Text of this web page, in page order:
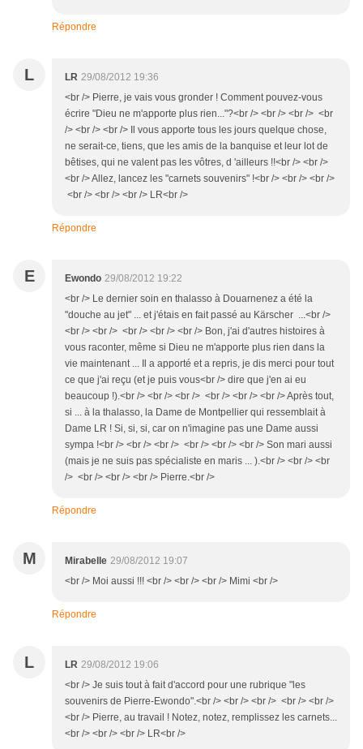
Répondre
L LR 29/08/2012 19:36
<br /> Pierre, je vais vous gronder ! Comment pouvez-vous
écrire "Dieu ne m'apporte plus rien..."?<br /> <br /> <br /> <br
/> <br /> <br /> Il vous apporte tous les jours quelque chose,
ne serait-ce, tiens, que les amis de la banquise et leur lot de
bêtises, qui ne valent pas les vôtres, d 'ailleurs !!<br /> <br />
<br /> Allez, lancez les "carnets souvenirs" !<br /> <br /> <br />
<br /> <br /> <br /> LR<br />
Répondre
E Ewondo 29/08/2012 19:22
<br /> Le dernier soin en thalasso à Douarnenez a été la
"douche au jet" ... et j'étais en fait passé au Kärscher ...<br />
<br /> <br /> <br /> <br /> <br /> Bon, j'ai d'autres histoires à
vous raconter, même si Dieu ne m'apporte plus rien dans la
vie maintenant ... Il a apporté et a repris, je dis merci pour tout
ce que j'ai reçu (et je puis vous<br /> dire que j'en ai eu
beaucoup !).<br /> <br /> <br /> <br /> <br /> <br /> Après tout,
si ... à la thalasso, la Dame de Montpellier qui ressemblait à
Dame LR ! Si, si, si, car on n'imagine pas une Dame aussi
sympa !<br /> <br /> <br /> <br /> <br /> <br /> Son mari aussi
(mais je ne suis pas spécialiste en maris ... ).<br /> <br /> <br
/> <br /> <br /> <br /> Pierre.<br />
Répondre
M Mirabelle 29/08/2012 19:07
<br /> Moi aussi !!! <br /> <br /> <br /> Mimi <br />
Répondre
L LR 29/08/2012 19:06
<br /> Je suis tout à fait d'accord pour une rubrique "les
souvenirs de Pierre-Ewondo".<br /> <br /> <br /> <br /> <br />
<br /> Pierre, au travail ! Notez, notez, remplissez les carnets...
<br /> <br /> <br /> LR<br />